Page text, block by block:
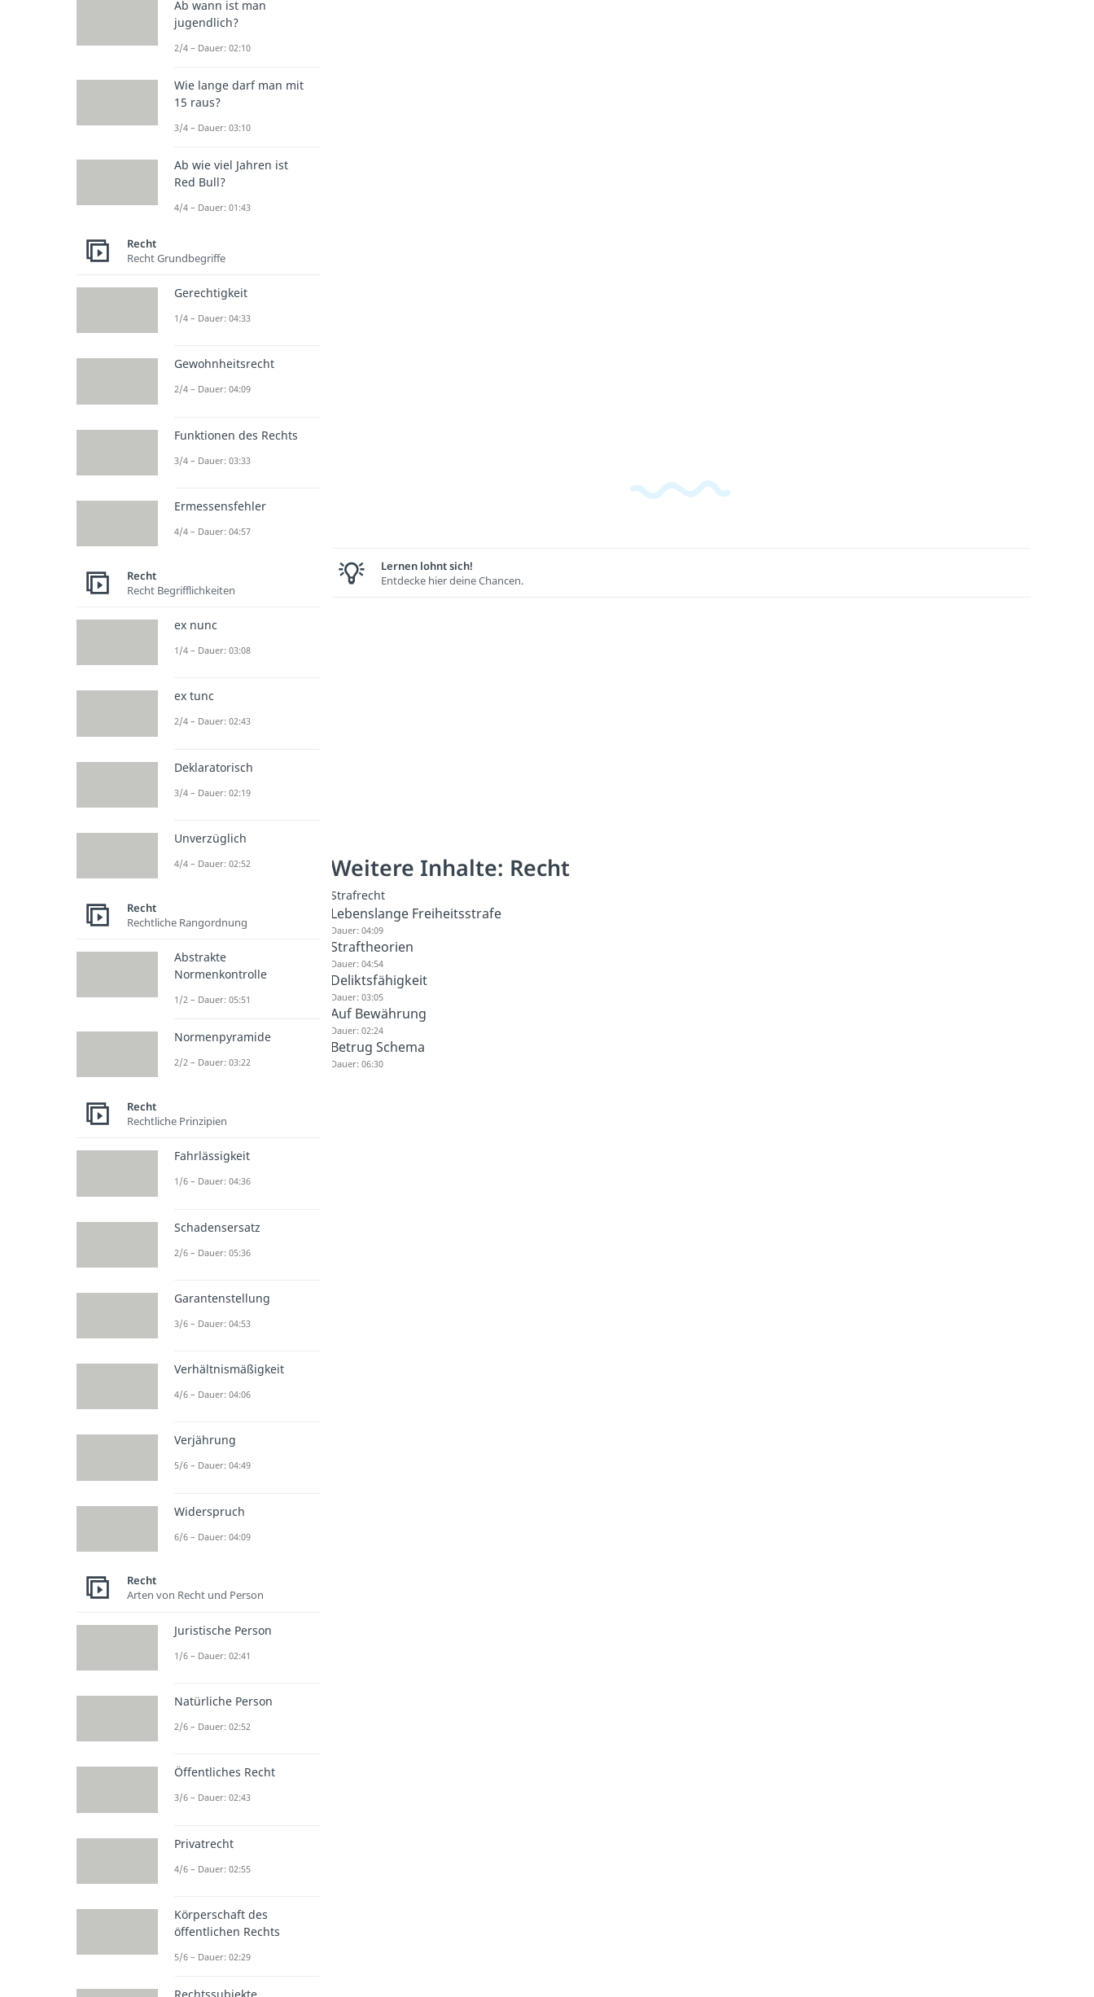
Lernen lohnt sich!
Entdecke hier deine Chancen.
Weitere Inhalte: Recht
Strafrecht
Lebenslange Freiheitsstrafe
Dauer: 04:09
Straftheorien
Dauer: 04:54
Deliktsfähigkeit
Dauer: 03:05
Auf Bewährung
Dauer: 02:24
Betrug Schema
Dauer: 06:30
Ab wann ist man
jugendlich?
2/4 – Dauer: 02:10
Wie lange darf man mit
15 raus?
3/4 – Dauer: 03:10
Ab wie viel Jahren ist
Red Bull?
4/4 – Dauer: 01:43
Recht
Recht Grundbegriffe
Gerechtigkeit
1/4 – Dauer: 04:33
Gewohnheitsrecht
2/4 – Dauer: 04:09
Funktionen des Rechts
3/4 – Dauer: 03:33
Ermessensfehler
4/4 – Dauer: 04:57
Recht
Recht Begrifflichkeiten
ex nunc
1/4 – Dauer: 03:08
ex tunc
2/4 – Dauer: 02:43
Deklaratorisch
3/4 – Dauer: 02:19
Unverzüglich
4/4 – Dauer: 02:52
Recht
Rechtliche Rangordnung
Abstrakte
Normenkontrolle
1/2 – Dauer: 05:51
Normenpyramide
2/2 – Dauer: 03:22
Recht
Rechtliche Prinzipien
Fahrlässigkeit
1/6 – Dauer: 04:36
Schadensersatz
2/6 – Dauer: 05:36
Garantenstellung
3/6 – Dauer: 04:53
Verhältnismäßigkeit
4/6 – Dauer: 04:06
Verjährung
5/6 – Dauer: 04:49
Widerspruch
6/6 – Dauer: 04:09
Recht
Arten von Recht und Person
Juristische Person
1/6 – Dauer: 02:41
Natürliche Person
2/6 – Dauer: 02:52
Öffentliches Recht
3/6 – Dauer: 02:43
Privatrecht
4/6 – Dauer: 02:55
Körperschaft des
öffentlichen Rechts
5/6 – Dauer: 02:29